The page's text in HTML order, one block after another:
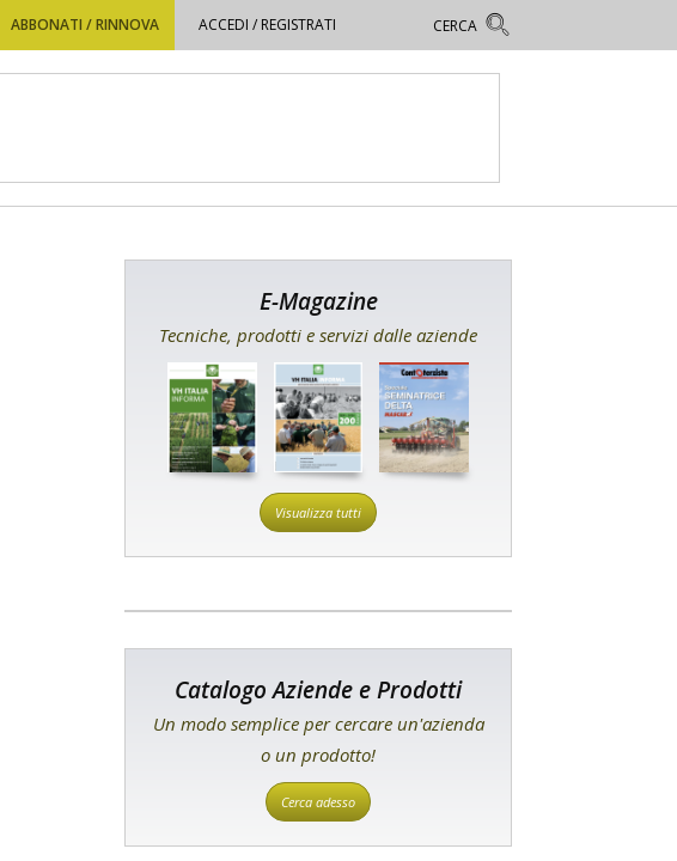
ABBONATI / RINNOVA ACCEDI / REGISTRATI
E-Magazine
Tecniche, prodotti e servizi dalle aziende
Visualizza tutti
Catalogo Aziende e Prodotti
Un modo semplice per cercare un'azienda
o un prodotto!
Cerca adesso